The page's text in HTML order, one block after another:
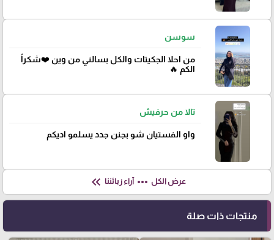
سوسن
من احلا الجكيتات والكل بسالني من وين ❤️شكراً
الكم 🔥
تالا من حرفيش
واو الفستيان شو بجنن جدد يسلمو اديكم
عرض الكل more_horiz آراء زبائننا keyboard_double_arrow_left
منتجات ذات صلة